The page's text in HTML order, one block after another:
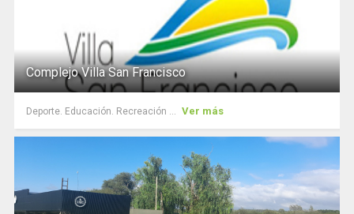
Complejo Villa San Francisco
Deporte. Educación. Recreación ... Ver más